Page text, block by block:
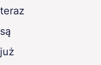
teraz
są
już